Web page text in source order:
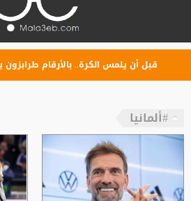
قبل أن يلمس الكرة.. بالأرقام طرابزون
#ألمانيا